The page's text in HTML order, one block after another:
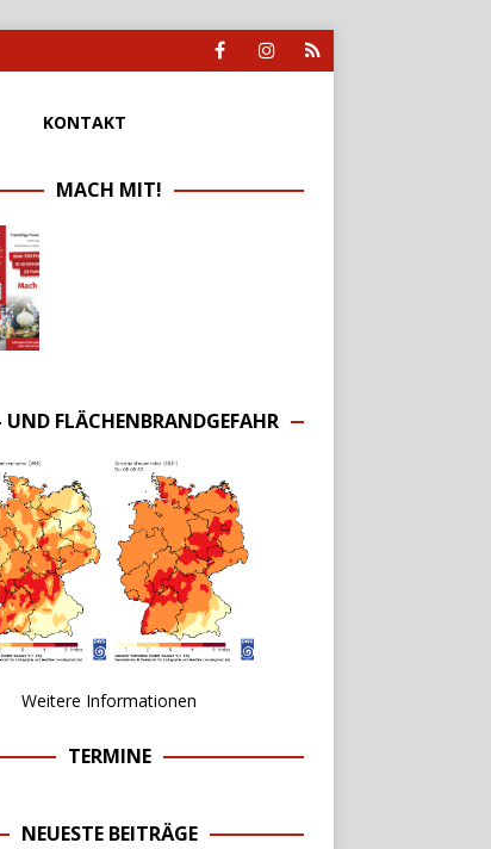
KONTAKT
MACH MIT!
FLÄCHENBRANDGEFAHR
Weitere Informationen
TERMINE
NEUESTE BEITRÄGE